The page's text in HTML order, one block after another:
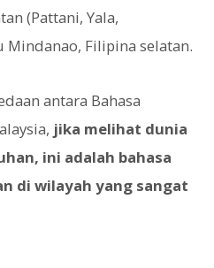
(Pattani, Yala,
Filipina selatan.
antara Bahasa
jika melihat dunia
ini adalah bahasa
di wilayah yang sangat